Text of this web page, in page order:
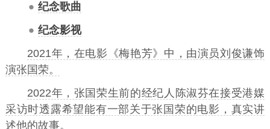
纪念歌曲
纪念影视
2021年，在电影《梅艳芳》中，由演员刘俊谦饰
演张国荣。
2022年，张国荣生前的经纪人陈淑芬在接受港媒
采访时透露希望能有一部关于张国荣的电影，真实讲
述他的故事。